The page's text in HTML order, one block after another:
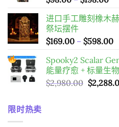
範
进口手工雕刻橡木
祭坛摆件
$169.00 – $598.00價
Spooky2 Scalar
能量疗愈 + 标量生
$2,980.00 原
$
限时热卖